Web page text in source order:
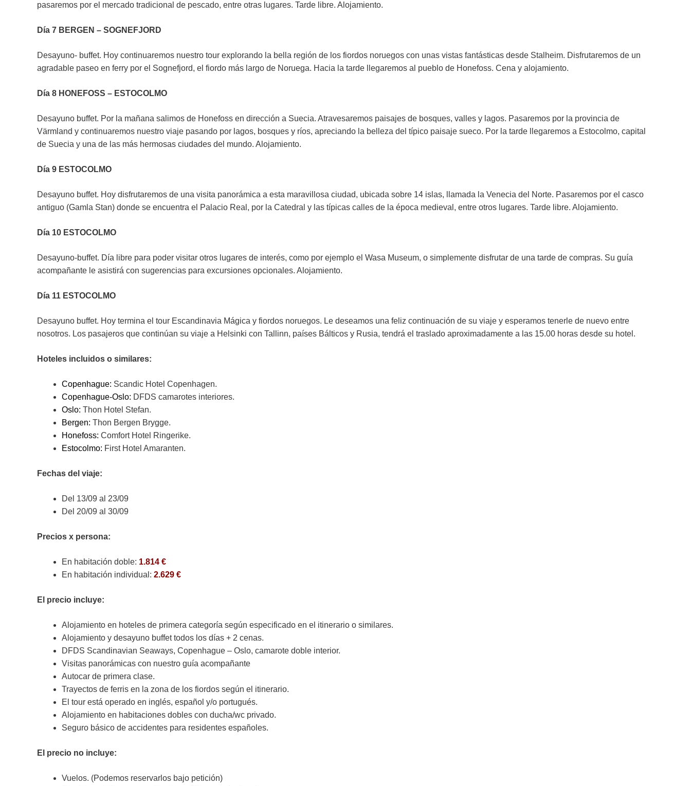
pasaremos por el mercado tradicional de pescado, entre otras lugares. Tarde libre. Alojamiento.
Día 7 BERGEN – SOGNEFJORD
Desayuno- buffet. Hoy continuaremos nuestro tour explorando la bella región de los fiordos noruegos con unas vistas fantásticas desde Stalheim. Disfrutaremos de un
agradable paseo en ferry por el Sognefjord, el fiordo más largo de Noruega. Hacia la tarde llegaremos al pueblo de Honefoss. Cena y alojamiento.
Día 8 HONEFOSS – ESTOCOLMO
Desayuno buffet. Por la mañana salimos de Honefoss en dirección a Suecia. Atravesaremos paisajes de bosques, valles y lagos. Pasaremos por la provincia de
Värmland y continuaremos nuestro viaje pasando por lagos, bosques y ríos, apreciando la belleza del típico paisaje sueco. Por la tarde llegaremos a Estocolmo, capital
de Suecia y una de las más hermosas ciudades del mundo. Alojamiento.
Día 9 ESTOCOLMO
Desayuno buffet. Hoy disfrutaremos de una visita panorámica a esta maravillosa ciudad, ubicada sobre 14 islas, llamada la Venecia del Norte. Pasaremos por el casco
antiguo (Gamla Stan) donde se encuentra el Palacio Real, por la Catedral y las típicas calles de la época medieval, entre otros lugares. Tarde libre. Alojamiento.
Día 10 ESTOCOLMO
Desayuno-buffet. Día libre para poder visitar otros lugares de interés, como por ejemplo el Wasa Museum, o simplemente disfrutar de una tarde de compras. Su guía
acompañante le asistirá con sugerencias para excursiones opcionales. Alojamiento.
Día 11 ESTOCOLMO
Desayuno buffet. Hoy termina el tour Escandinavia Mágica y fiordos noruegos. Le deseamos una feliz continuación de su viaje y esperamos tenerle de nuevo entre
nosotros. Los pasajeros que continúan su viaje a Helsinki con Tallinn, países Bálticos y Rusia, tendrá el traslado aproximadamente a las 15.00 horas desde su hotel.
Hoteles incluidos o similares:
Copenhague: Scandic Hotel Copenhagen.
Copenhague-Oslo: DFDS camarotes interiores.
Oslo: Thon Hotel Stefan.
Bergen: Thon Bergen Brygge.
Honefoss: Comfort Hotel Ringerike.
Estocolmo: First Hotel Amaranten.
Fechas del viaje:
Del 13/09 al 23/09
Del 20/09 al 30/09
Precios x persona:
En habitación doble: 1.814 €
En habitación individual: 2.629 €
El precio incluye:
Alojamiento en hoteles de primera categoría según especificado en el itinerario o similares.
Alojamiento y desayuno buffet todos los días + 2 cenas.
DFDS Scandinavian Seaways, Copenhague – Oslo, camarote doble interior.
Visitas panorámicas con nuestro guía acompañante
Autocar de primera clase.
Trayectos de ferris en la zona de los fiordos según el itinerario.
El tour está operado en inglés, español y/o portugués.
Alojamiento en habitaciones dobles con ducha/wc privado.
Seguro básico de accidentes para residentes españoles.
El precio no incluye:
Vuelos. (Podemos reservarlos bajo petición)